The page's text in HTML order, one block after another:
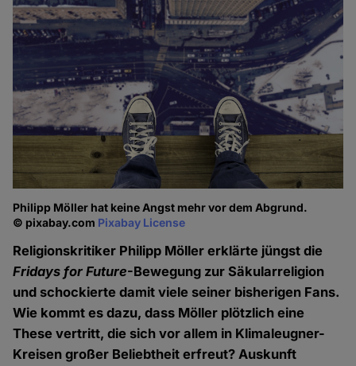
Philipp Möller hat keine Angst mehr vor dem Abgrund.
© pixabay.com Pixabay License
Religionskritiker Philipp Möller erklärte jüngst die
Fridays for Future-Bewegung zur Säkularreligion
und schockierte damit viele seiner bisherigen Fans.
Wie kommt es dazu, dass Möller plötzlich eine
These vertritt, die sich vor allem in Klimaleugner-
Kreisen großer Beliebtheit erfreut? Auskunft